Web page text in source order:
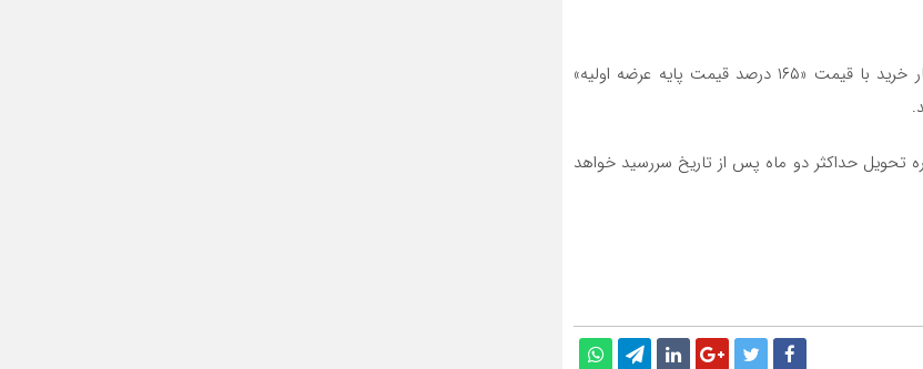
۲. در صورتی که شرکت بهمن دیزل (سهامی عام) اقدام به اعمال اختیار خرید با قیمت «۱۶۵ درصد قیمت پایه عرضه اولیه»
شده و دوره تحویل حداکثر دو ماه پس از تاریخ سررسید خواهد